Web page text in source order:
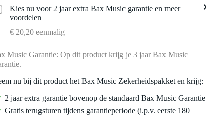
Kies nu voor 2 jaar extra Bax Music garantie en meer
voordelen
€ 20,20 eenmalig
Music Garantie: Op dit product krijg je 3 jaar Bax Music
nu bij dit product het Bax Music Zekerheidspakket en krijg:
2 jaar extra garantie bovenop de standaard Bax Music Garantie
Gratis terugsturen tijdens garantieperiode (i.p.v. eerste 180